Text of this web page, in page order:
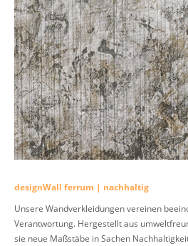
designWall ferrum | nachhaltig
Unsere Wandverkleidungen vereinen
Verantwortung. Hergestellt aus
sie neue Maßstäbe in Sachen